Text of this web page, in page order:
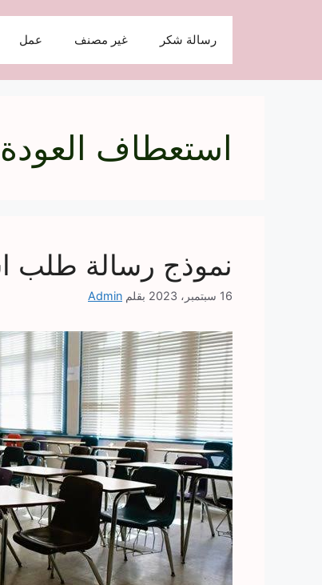
رسالة شكر غير مصنف عمل
استعطاف
نموذج رسالة طلب
16 سبتمبر، 2023 بقلم Admin